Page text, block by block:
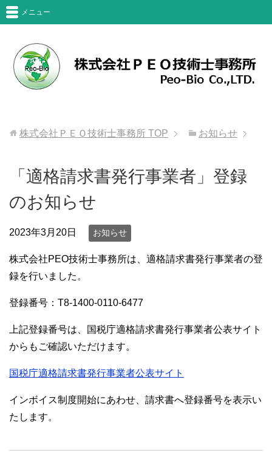
メニュー
株式会社ＰＥＯ技術士事務所 TOP お知らせ
「適格請求書発行事業者」登録
のお知らせ
2023年3月20日 お知らせ
株式会社PEO技術士事務所は、適格請求書発行事業者の登
録を行いました。
登録番号：T8-1400-0110-6477
上記登録番号は、国税庁適格請求書発行事業者公表サイト
からもご確認いただけます。
国税庁適格請求書発行事業者公表サイト
インボイス制度開始にあわせ、請求書へ登録番号を表示い
たします。